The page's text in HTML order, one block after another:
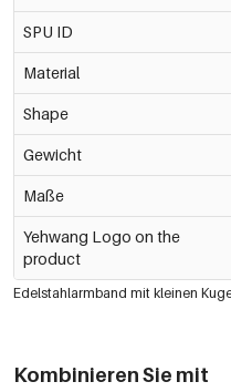
SPU ID
Material
Shape
Gewicht
Maße
Yehwang Logo on the
product
Edelstahlarmband mit kleinen
Kombinieren Sie mit